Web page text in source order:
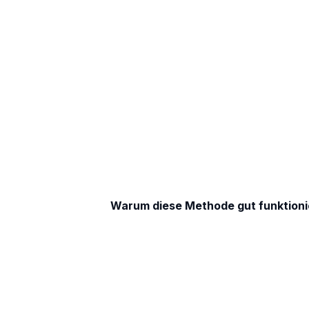
Warum diese Methode gut